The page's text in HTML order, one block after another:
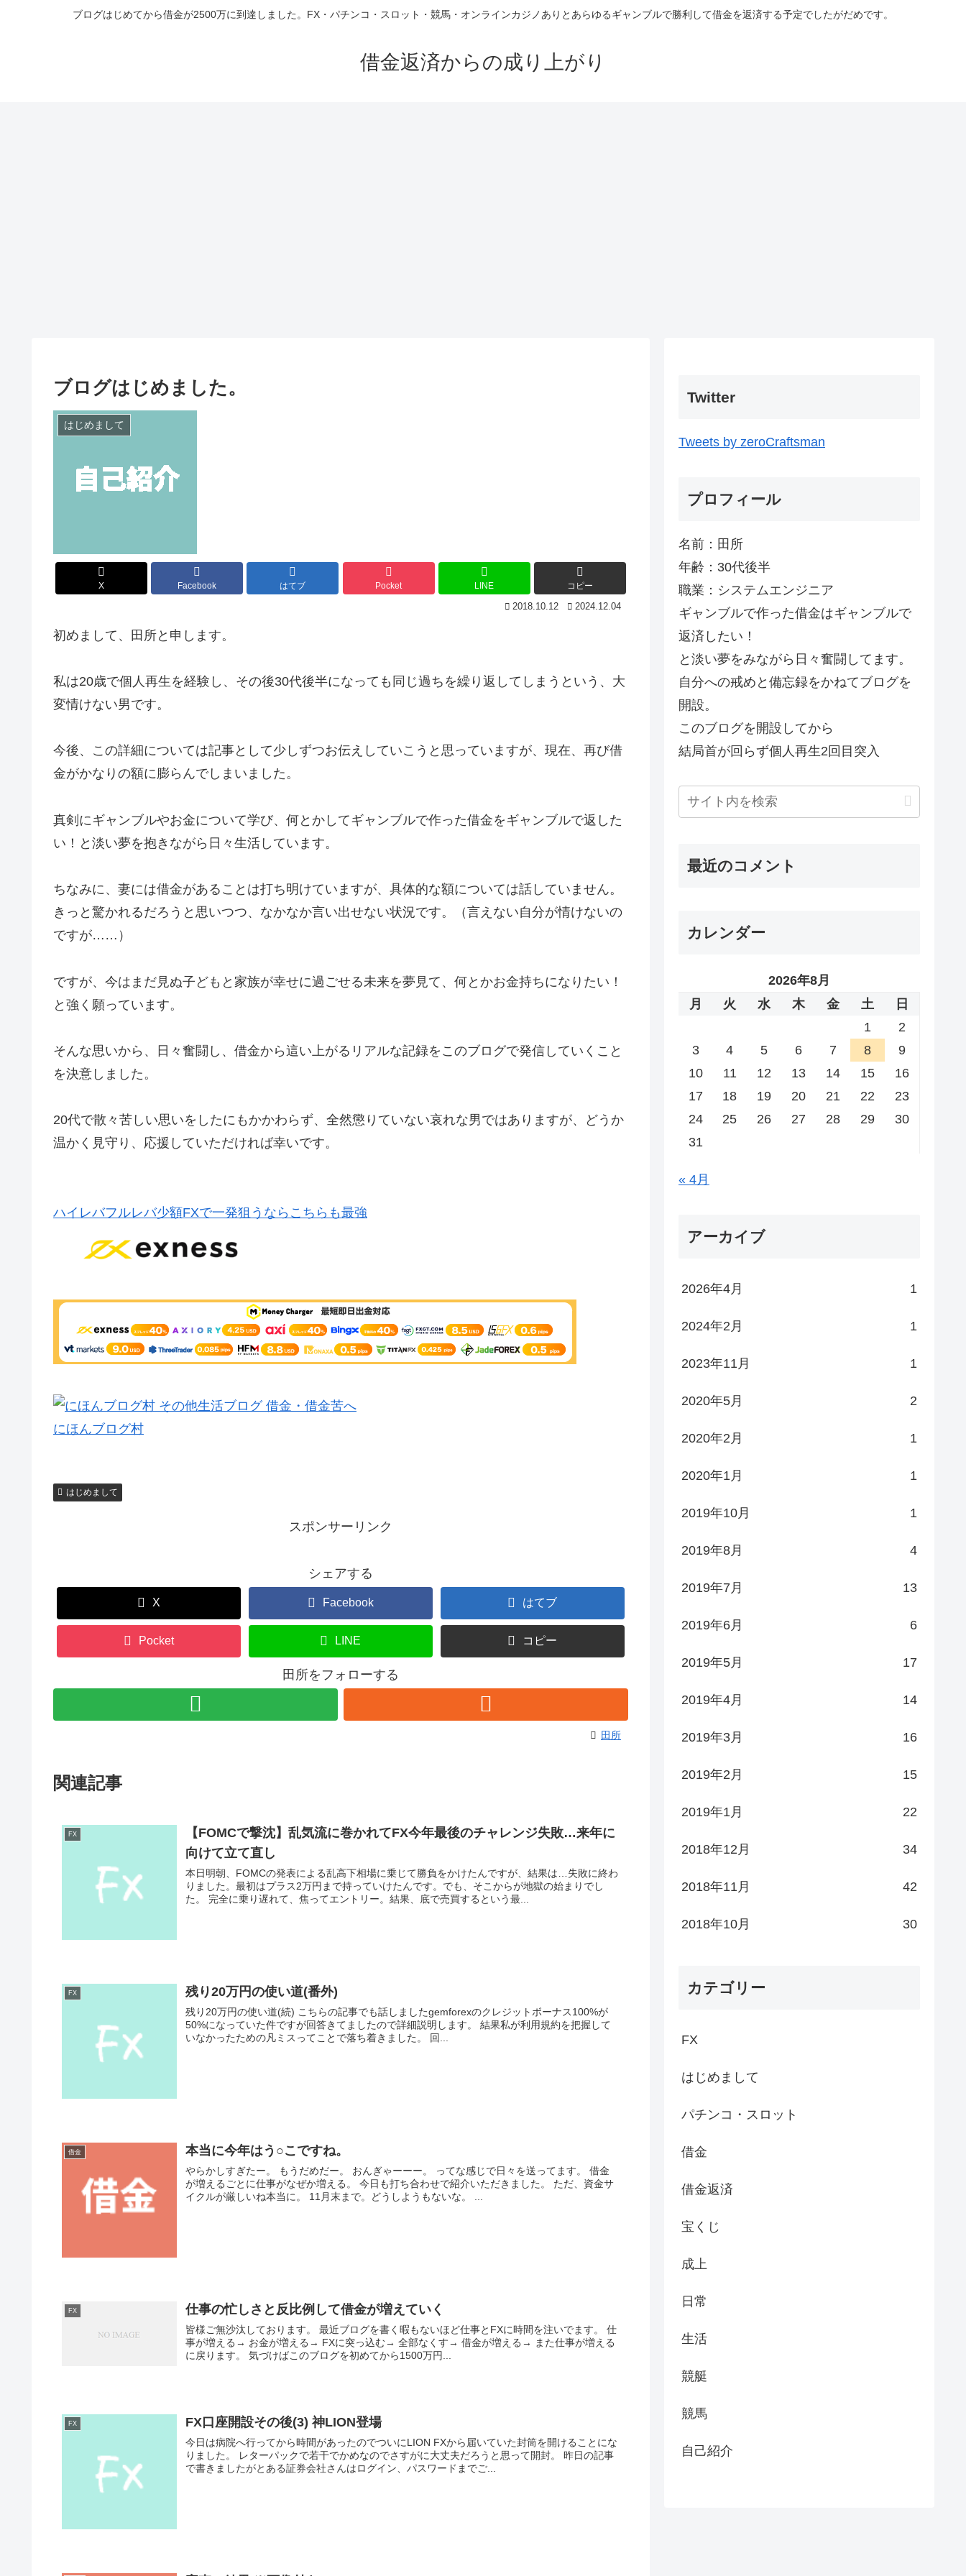
ブログはじめてから借金が2500万に到達しました。FX・パチンコ・スロット・競馬・オンラインカジノありとあらゆるギャンブルで勝利して借金を返済する予定でしたがだめです。
借金返済からの成り上がり
ブログはじめました。
はじめまして
X Facebook はてブ Pocket LINE コピー
2018.10.12 2024.12.04
初めまして、田所と申します。
私は20歳で個人再生を経験し、その後30代後半になっても同じ過ちを繰り返してしまうという、大
変情けない男です。
今後、この詳細については記事として少しずつお伝えしていこうと思っていますが、現在、再び借
金がかなりの額に膨らんでしまいました。
真剣にギャンブルやお金について学び、何とかしてギャンブルで作った借金をギャンブルで返した
い！と淡い夢を抱きながら日々生活しています。
ちなみに、妻には借金があることは打ち明けていますが、具体的な額については話していません。
きっと驚かれるだろうと思いつつ、なかなか言い出せない状況です。（言えない自分が情けないの
ですが……）
ですが、今はまだ見ぬ子どもと家族が幸せに過ごせる未来を夢見て、何とかお金持ちになりたい！
と強く願っています。
そんな思いから、日々奮闘し、借金から這い上がるリアルな記録をこのブログで発信していくこと
を決意しました。
20代で散々苦しい思いをしたにもかかわらず、全然懲りていない哀れな男ではありますが、どうか
温かく見守り、応援していただければ幸いです。
ハイレバフルレバ少額FXで一発狙うならこちらも最強
にほんブログ村
はじめまして
スポンサーリンク
シェアする
X Facebook はてブ
Pocket LINE コピー
田所をフォローする
田所
関連記事
FX
【FOMCで撃沈】乱気流に巻かれてFX今年最後のチャレンジ失敗…来年に
向けて立て直し
本日明朝、FOMCの発表による乱高下相場に乗じて勝負をかけたんですが、結果は…失敗に終わ
りました。最初はプラス2万円まで持っていけたんです。でも、そこからが地獄の始まりでし
た。 完全に乗り遅れて、焦ってエントリー。結果、底で売買するという最...
FX 残り20万円の使い道(番外)
残り20万円の使い道(続) こちらの記事でも話しましたgemforexのクレジットボーナス100%が
50%になっていた件ですが回答きてましたので詳細説明します。 結果私が利用規約を把握して
いなかったための凡ミスってことで落ち着きました。 回...
借金 本当に今年はう○こですね。
やらかしすぎたー。 もうだめだー。 おんぎゃーーー。 ってな感じで日々を送ってます。 借金
が増えるごとに仕事がなぜか増える。 今日も打ち合わせで紹介いただきました。 ただ、資金サ
イクルが厳しいね本当に。 11月末まで。どうしようもないな。 ...
FX 仕事の忙しさと反比例して借金が増えていく
皆様ご無沙汰しております。 最近ブログを書く暇もないほど仕事とFXに時間を注いでます。 仕
事が増える→ お金が増える→ FXに突っ込む→ 全部なくす→ 借金が増える→ また仕事が増える
に戻ります。 気づけばこのブログを初めてから1500万円...
FX FX口座開設その後(3) 神LION登場
今日は病院へ行ってから時間があったのでついにLION FXから届いていた封筒を開けることにな
りました。 レターパックで若干でかめなのでさすがに大丈夫だろうと思って開封。 昨日の記事
で書きましたがとある証券会社さんはログイン、パスワードまでご...
Twitter
Tweets by zeroCraftsman
プロフィール
名前：田所
年齢：30代後半
職業：システムエンジニア
ギャンブルで作った借金はギャンブルで
返済したい！
と淡い夢をみながら日々奮闘してます。
自分への戒めと備忘録をかねてブログを
開設。
このブログを開設してから
結局首が回らず個人再生2回目突入
最近のコメント
カレンダー
2026年8月
月
火 水 木 金 土
日
1
2
3
4 5 6 7 8
9
10
11 12 13 14 15
16
17
18 19 20 21 22
23
24
25 26 27 28 29
30
31
« 4月
アーカイブ
2026年4月 1
2024年2月 1
2023年11月 1
2020年5月 2
2020年2月 1
2020年1月 1
2019年10月 1
2019年8月 4
2019年7月 13
2019年6月 6
2019年5月 17
2019年4月 14
2019年3月 16
2019年2月 15
2019年1月 22
2018年12月 34
2018年11月 42
2018年10月 30
カテゴリー
FX
はじめまして
パチンコ・スロット
借金
借金返済
宝くじ
成上
日常
生活
競艇
競馬
自己紹介